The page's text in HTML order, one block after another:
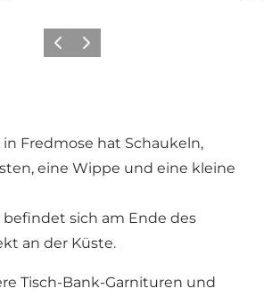
ZurückWeiter
in Fredmose hat Schaukeln,
eine Wippe und eine kleine
befindet sich am Ende des
an der Küste.
Tisch-Bank-Garnituren und